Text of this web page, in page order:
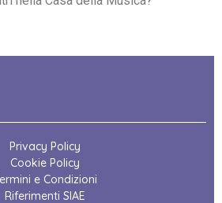
Privacy Policy
Cookie Policy
e Condizioni
Riferimenti SIAE